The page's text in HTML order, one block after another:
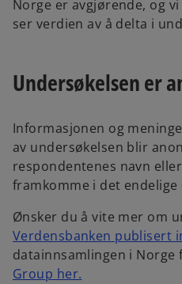
Norge er avgjørende, og
ser verdien av å delta i
Undersøkelsen er
Informasjonen og
av undersøkelsen blir
respondentenes navn
framkomme i det
Ønsker du å vite mer om
Verdensbanken publisert
datainnsamlingen i
Group her.